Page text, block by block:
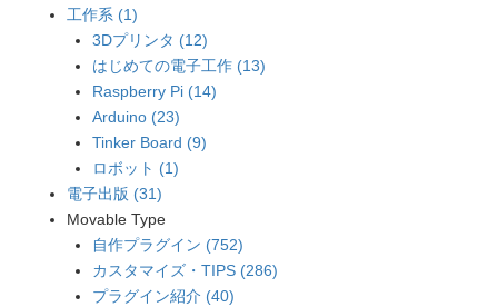
工作系 (1)
3Dプリンタ (12)
はじめての電子工作 (13)
Raspberry Pi (14)
Arduino (23)
Tinker Board (9)
ロボット (1)
電子出版 (31)
Movable Type
自作プラグイン (752)
カスタマイズ・TIPS (286)
プラグイン紹介 (40)